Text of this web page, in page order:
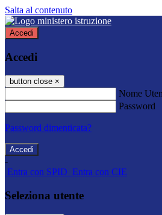
Salta al contenuto
Accedi
Accedi
button close ×
Nome
Password
Password dimenticata?
-
Entra con SPID Entra con CIE
Seleziona utente